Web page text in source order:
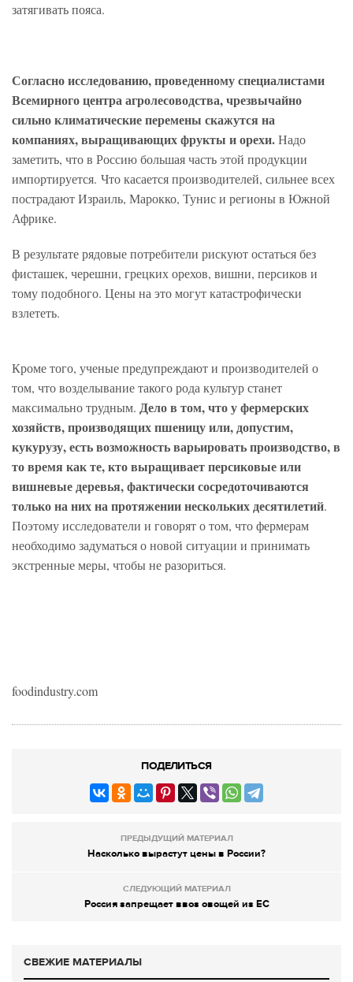
затягивать пояса.
Согласно исследованию, проведенному специалистами
Всемирного центра агролесовод­ства, чрезвычайно
сильно климатические перемены скажутся на
компаниях, выращивающих фрукты и орехи.Надо
заметить, что в Россию большая часть этой продукции
импортируется. Что касается производителей, сильнее всех
пострадают Израиль, Марокко, Тунис и регионы в Южной
Африке.
В результате рядовые по­требители рискуют остаться без
фисташек, черешни, грецких орехов, вишни, персиков и
тому подобного. Цены на это могут катастрофически
взлететь.
Кроме того, ученые преду­преждают и производителей о
том, что возделывание такого рода культур станет
максимально трудным. Дело в том, что у фермерских
хозяйств, производящих пшеницу или, допустим,
кукурузу, есть возможность варьировать производство, в
то время как те, кто выращивает персиковые или
вишневые деревья, фактически сосредоточиваются
только на них на протяжении нескольких десятилетий.
Поэтому исследователи и говорят о том, что фермерам
необходимо задуматься о новой ситуации и принимать
экстренные меры, чтобы не разориться.
foodindustry.com
ПОДЕЛИТЬСЯ
ПРЕДЫДУЩИЙ МАТЕРИАЛ
Насколько вырастут цены в России?
СЛЕДУЮЩИЙ МАТЕРИАЛ
Россия запрещает ввоз овощей из ЕС
СВЕЖИЕ МАТЕРИАЛЫ